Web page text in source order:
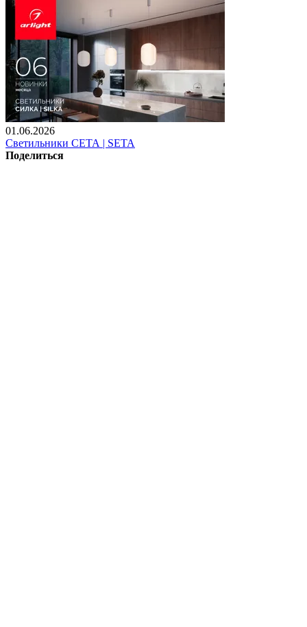
01.06.2026
Светильники СЕТА | SETA
Поделиться